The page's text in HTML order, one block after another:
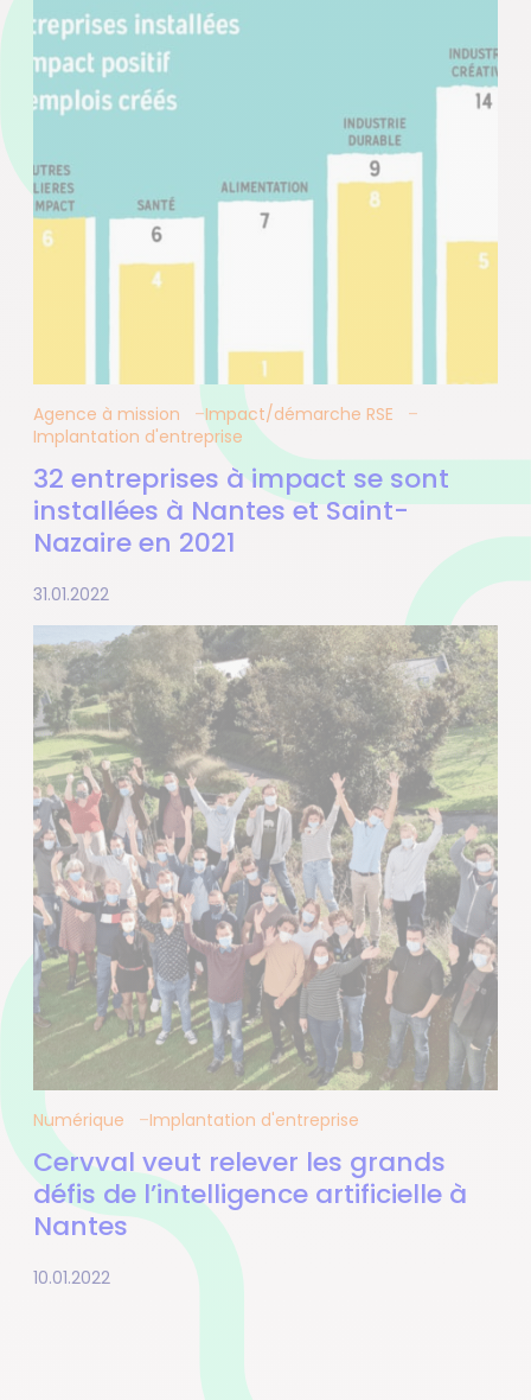
Agence à mission
Impact/démarche RSE
Implantation d'entreprise
32 entreprises à impact se sont
installées à Nantes et Saint-
Nazaire en 2021
31.01.2022
Numérique Implantation d'entreprise
Cervval veut relever les grands
défis de l’intelligence artificielle à
Nantes
10.01.2022